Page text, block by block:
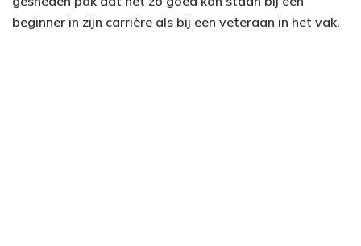
beginner in zijn carrière als bij een veteraan in het vak.